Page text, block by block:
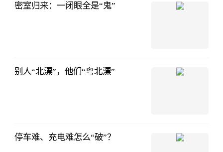
密室归来：一闭眼全是“鬼”
别人“北漂”，他们“粤北漂”
停车难、充电难怎么“破”？